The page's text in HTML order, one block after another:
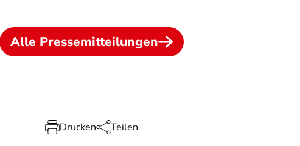
Alle Pressemitteilungen
Drucken Teilen